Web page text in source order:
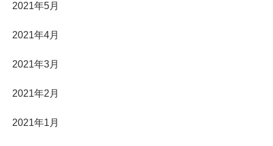
2021年5月
2021年4月
2021年3月
2021年2月
2021年1月